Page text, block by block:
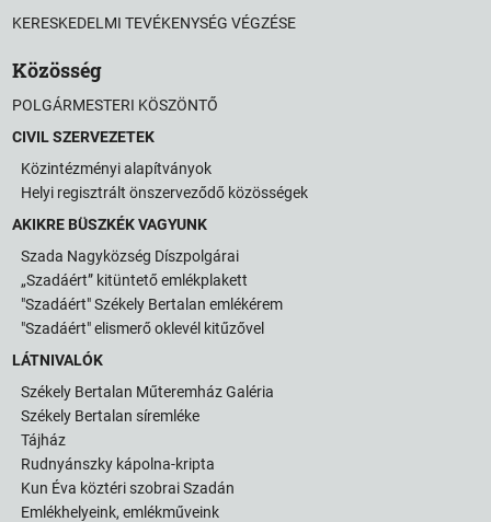
KERESKEDELMI TEVÉKENYSÉG VÉGZÉSE
Közösség
POLGÁRMESTERI KÖSZÖNTŐ
CIVIL SZERVEZETEK
Közintézményi alapítványok
Helyi regisztrált önszerveződő közösségek
AKIKRE BÜSZKÉK VAGYUNK
Szada Nagyközség Díszpolgárai
„Szadáért” kitüntető emlékplakett
"Szadáért" Székely Bertalan emlékérem
"Szadáért" elismerő oklevél kitűzővel
LÁTNIVALÓK
Székely Bertalan Műteremház Galéria
Székely Bertalan síremléke
Tájház
Rudnyánszky kápolna-kripta
Kun Éva köztéri szobrai Szadán
Emlékhelyeink, emlékműveink